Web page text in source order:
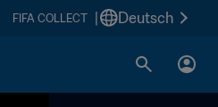
FIFA COLLECT Deutsch